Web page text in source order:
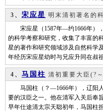
3、 宋应星 明末清初著名的
宋应星（1587年—约1666年），
的科学考察和研究，收集了丰富的
星的著作和研究领域涉及自然科学
年经历宋应星幼时与兄应升同在
4、 马国柱 清初重要大臣 (?～
马国柱（？—1666年），辽阳人
要的汉臣之一。他在清军入关后奉
早年仕途清太宗天聪初年，马国柱